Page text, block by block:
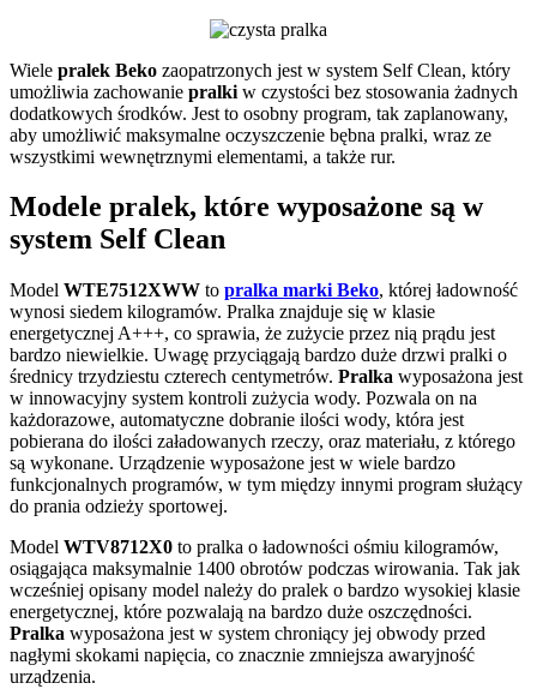
Wiele pralek Beko zaopatrzonych jest w system Self Clean, który
umożliwia zachowanie pralki w czystości bez stosowania żadnych
dodatkowych środków. Jest to osobny program, tak zaplanowany,
aby umożliwić maksymalne oczyszczenie bębna pralki, wraz ze
wszystkimi wewnętrznymi elementami, a także rur.
Modele pralek, które wyposażone są w
system Self Clean
Model WTE7512XWW to pralka marki Beko, której ładowność
wynosi siedem kilogramów. Pralka znajduje się w klasie
energetycznej A+++, co sprawia, że zużycie przez nią prądu jest
bardzo niewielkie. Uwagę przyciągają bardzo duże drzwi pralki o
średnicy trzydziestu czterech centymetrów. Pralka wyposażona jest
w innowacyjny system kontroli zużycia wody. Pozwala on na
każdorazowe, automatyczne dobranie ilości wody, która jest
pobierana do ilości załadowanych rzeczy, oraz materiału, z którego
są wykonane. Urządzenie wyposażone jest w wiele bardzo
funkcjonalnych programów, w tym między innymi program służący
do prania odzieży sportowej.
Model WTV8712X0 to pralka o ładowności ośmiu kilogramów,
osiągająca maksymalnie 1400 obrotów podczas wirowania. Tak jak
wcześniej opisany model należy do pralek o bardzo wysokiej klasie
energetycznej, które pozwalają na bardzo duże oszczędności.
Pralka wyposażona jest w system chroniący jej obwody przed
nagłymi skokami napięcia, co znacznie zmniejsza awaryjność
urządzenia.